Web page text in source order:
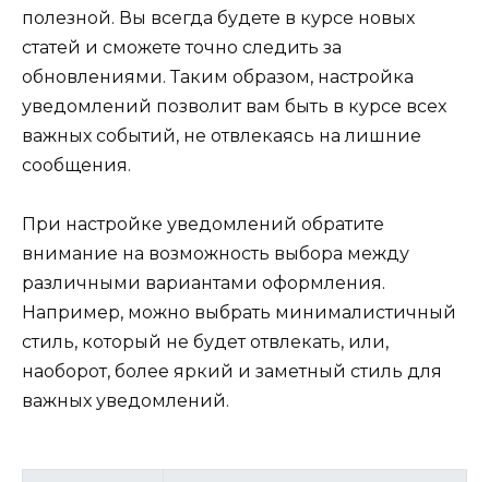
полезной. Вы всегда будете в курсе новых
статей и сможете точно следить за
обновлениями. Таким образом, настройка
уведомлений позволит вам быть в курсе всех
важных событий, не отвлекаясь на лишние
сообщения.
При настройке уведомлений обратите
внимание на возможность выбора между
различными вариантами оформления.
Например, можно выбрать минималистичный
стиль, который не будет отвлекать, или,
наоборот, более яркий и заметный стиль для
важных уведомлений.